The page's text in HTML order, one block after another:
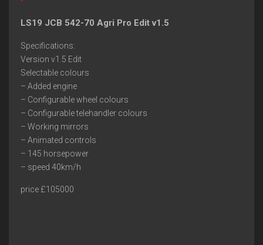
LS19 JCB 542-70 Agri Pro Edit v1.5
Specifications:
Version v1.5 Edit
Selectable colours
– Added engine
– Configurable wheel colours
– Configurable telehandler colours
– Working mirrors
– Animated controls
– 145 horsepower
– speed 40km/h
price £105000